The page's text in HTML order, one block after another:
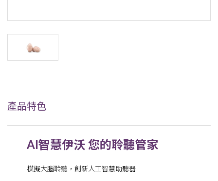
產品特色
AI智慧伊沃 您的聆聽管家
模擬大腦聆聽，創新人工智慧助聽器